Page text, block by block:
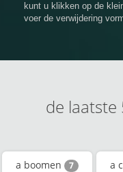
kunt u klikken op de
voer de verwijdering
de laatste
a boomen 7 a